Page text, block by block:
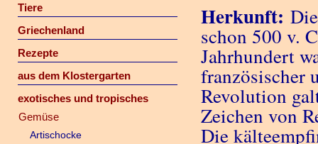
Tiere
Griechenland
Rezepte
aus dem Klostergarten
exotisches und tropisches
Gemüse
Artischocke
Herkunft:
schon 500 v.
Jahrhundert
französischer
Revolution
Zeichen von
Die